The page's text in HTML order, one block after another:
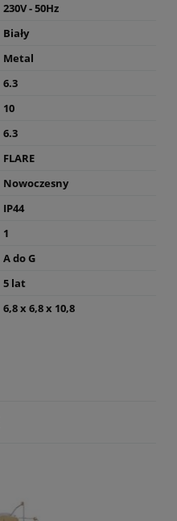
230V - 50Hz
Biały
Metal
6.3
10
6.3
FLARE
Nowoczesny
IP44
1
A do G
5 lat
6,8 x 6,8 x 10,8